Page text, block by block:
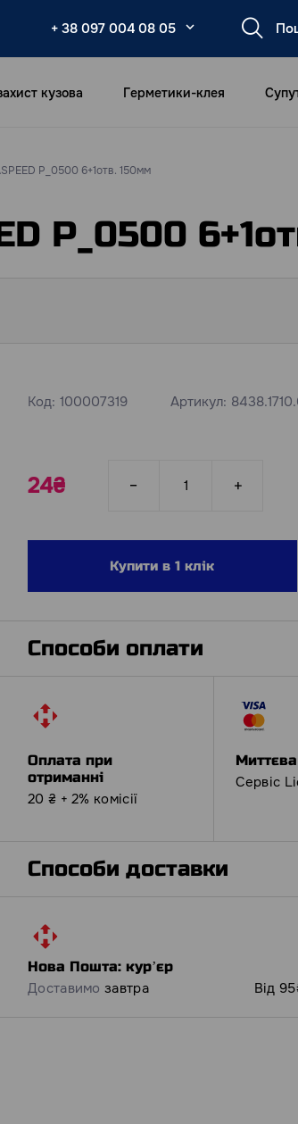
+ 38 097 004 08 05
кузова Герметики-клея
P_0500 6+1отв. 150мм
P_0500
Код: 100007319 Артикул:
24₴
Купити в 1 клік
Способи оплати
Оплата при
отриманні
20 ₴ + 2% комісії
Сервіс
Способи доставки
Нова Пошта: курʼєр
Доставимо завтра Від